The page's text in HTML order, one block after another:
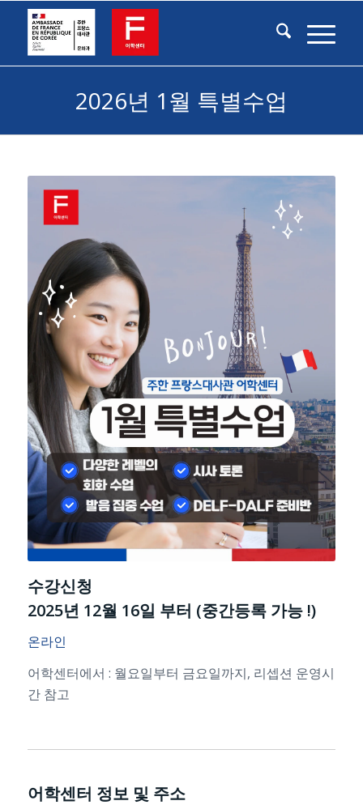
2026년 1월 특별수업
수강신청
2025년 12월 16일 부터 (중간등록 가능 !)
온라인
어학센터에서 : 월요일부터 금요일까지, 리셉션 운영시
간 참고
어학센터 정보 및 주소